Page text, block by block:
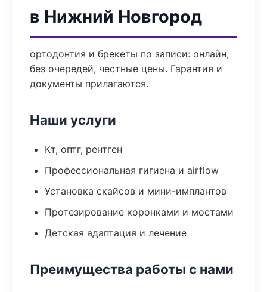
в Нижний Новгород
ортодонтия и брекеты по записи: онлайн,
без очередей, честные цены. Гарантия и
документы прилагаются.
Наши услуги
Кт, оптг, рентген
Профессиональная гигиена и airflow
Установка скайсов и мини-имплантов
Протезирование коронками и мостами
Детская адаптация и лечение
Преимущества работы с нами